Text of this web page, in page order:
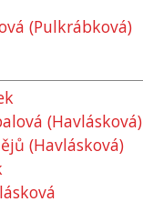
(Pulkrábková)
(Havlásková)
(Havlásková)